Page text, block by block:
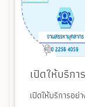
เปิดให้บริก
เปิดให้บริการอย่